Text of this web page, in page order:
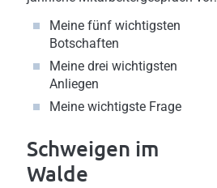
Meine fünf wichtigsten
Botschaften
Meine drei wichtigsten
Anliegen
Meine wichtigste Frage
Schweigen im
Walde